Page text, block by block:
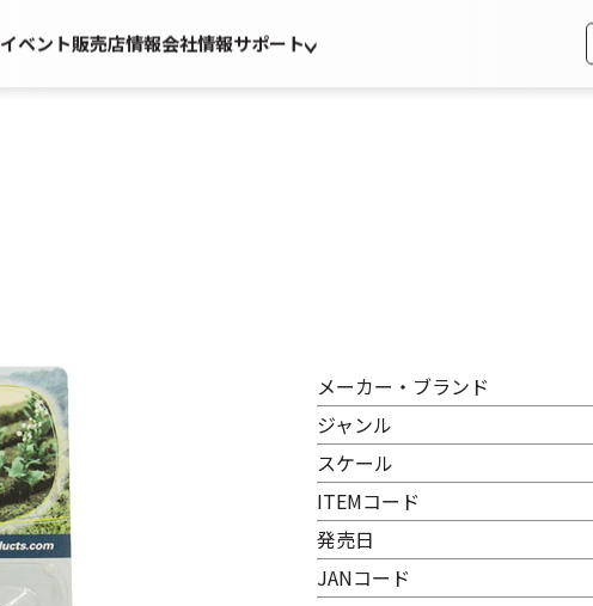
イベント販売店情報会社情報サポート
メーカー・ブランド
ジャンル
スケール
ITEMコード
発売日
JANコード